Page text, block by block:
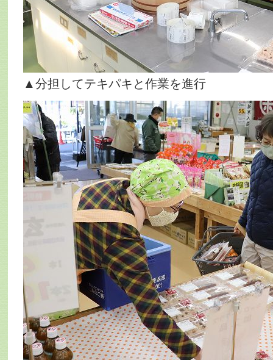
▲分担してテキパキと作業を進行